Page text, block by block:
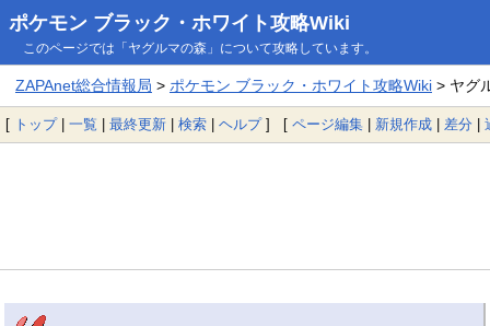
ポケモン ブラック・ホワイト攻略Wiki
このページでは「ヤグルマの森」について攻略しています。
ZAPAnet総合情報局 > ポケモン ブラック・ホワイト攻略Wiki> ヤグ
[ トップ| 一覧 | 最終更新 | 検索 | ヘルプ] [ ページ編集 | 新規作成 | 差分 |